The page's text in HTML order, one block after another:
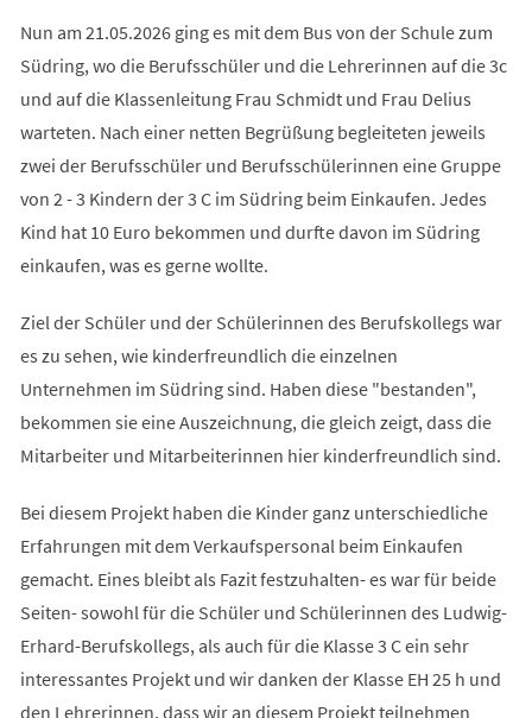
Nun am 21.05.2026 ging es mit dem Bus von der Schule zum
Südring, wo die Berufsschüler und die Lehrerinnen auf die 3c
und auf die Klassenleitung Frau Schmidt und Frau Delius
warteten. Nach einer netten Begrüßung begleiteten jeweils
zwei der Berufsschüler und Berufsschülerinnen eine Gruppe
von 2 - 3 Kindern der 3 C im Südring beim Einkaufen. Jedes
Kind hat 10 Euro bekommen und durfte davon im Südring
einkaufen, was es gerne wollte.
Ziel der Schüler und der Schülerinnen des Berufskollegs war
es zu sehen, wie kinderfreundlich die einzelnen
Unternehmen im Südring sind. Haben diese "bestanden",
bekommen sie eine Auszeichnung, die gleich zeigt, dass die
Mitarbeiter und Mitarbeiterinnen hier kinderfreundlich sind.
Bei diesem Projekt haben die Kinder ganz unterschiedliche
Erfahrungen mit dem Verkaufspersonal beim Einkaufen
gemacht. Eines bleibt als Fazit festzuhalten- es war für beide
Seiten- sowohl für die Schüler und Schülerinnen des Ludwig-
Erhard-Berufskollegs, als auch für die Klasse 3 C ein sehr
interessantes Projekt und wir danken der Klasse EH 25 h und
den Lehrerinnen, dass wir an diesem Projekt teilnehmen